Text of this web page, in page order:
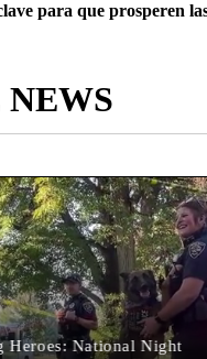
para que prosperen